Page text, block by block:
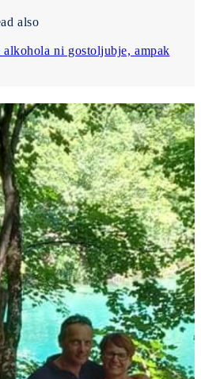
ni gostoljubje, ampak